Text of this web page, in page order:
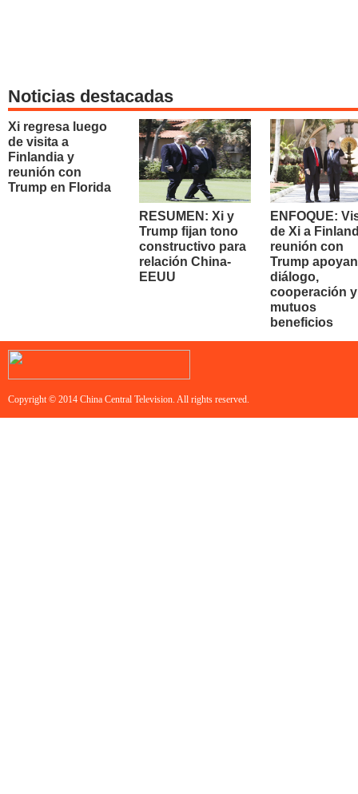
Noticias destacadas
Xi regresa luego
de visita a
Finlandia y
reunión con
Trump en Florida
RESUMEN: Xi y
Trump fijan tono
constructivo para
relación China-
EEUU
ENFOQUE:
de Xi a
reunión con
Trump apoyan
diálogo,
cooperación y
mutuos
beneficios
Copyright © 2014 China Central Television. All rights reserved.